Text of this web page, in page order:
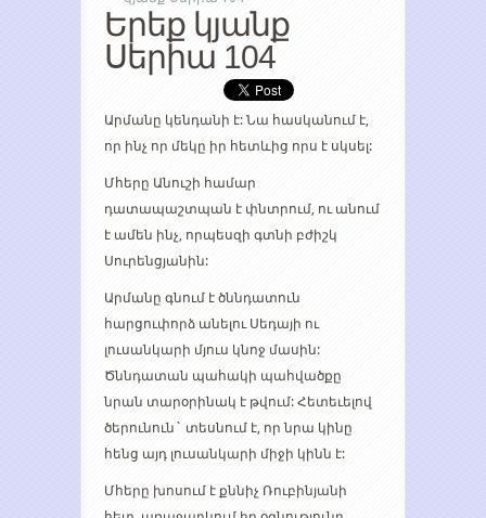
Երեք կյանք
Սերիա 104
Արմանը կենդանի է: Նա հասկանում է,
որ ինչ որ մեկը իր հետևից որս է սկսել:
Մհերը Անուշի համար
դատապաշտպան է փնտրում, ու անում
է ամեն ինչ, որպեսզի գտնի բժիշկ
Սուրենցյանին:
Արմանը գնում է ծննդատուն
հարցուփորձ անելու Սեդայի ու
լուսանկարի մյուս կնոջ մասին:
Ծննդատան պահակի պահվածքը
նրան տարօրինակ է թվում: Հետեւելով
ծերունուն` տեսնում է, որ նրա կինը
հենց այդ լուսանկարի միջի կինն է:
Մհերը խոսում է քննիչ Ռուբինյանի